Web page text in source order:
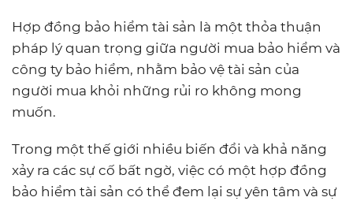
Hợp đồng bảo hiểm tài sản là một thỏa thuận
pháp lý quan trọng giữa người mua bảo hiểm và
công ty bảo hiểm, nhằm bảo vệ tài sản của
người mua khỏi những rủi ro không mong
muốn.
Trong một thế giới nhiều biến đổi và khả năng
xảy ra các sự cố bất ngờ, việc có một hợp đồng
bảo hiểm tài sản có thể đem lại sự yên tâm và sự